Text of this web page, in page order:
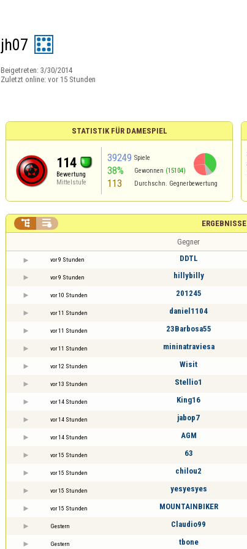
jh07
Beigetreten: 3/30/2014
Zuletzt online: vor 15 Stunden
STATISTIK FÜR DAMESPIEL
114
Bewertung
Mittelstufe
39249 Spiele
38% Gewonnen (15104)
113 Durchschn. Gegnerbewertung
ERGEBNISSE
 
Gegner
vor 9 Stunden DDTL
vor 9 Stunden hillybilly
vor 10 Stunden 201245
vor 11 Stunden daniel1104
vor 11 Stunden 23Barbosa55
vor 11 Stunden mininatraviesa
vor 12 Stunden Wisit
vor 13 Stunden Stellio1
vor 14 Stunden King16
vor 14 Stunden jabop7
vor 14 Stunden AGM
vor 15 Stunden 63
vor 15 Stunden chilou2
vor 15 Stunden yesyesyes
vor 15 Stunden MOUNTAINBIKER
Gestern Claudio99
Gestern tbone